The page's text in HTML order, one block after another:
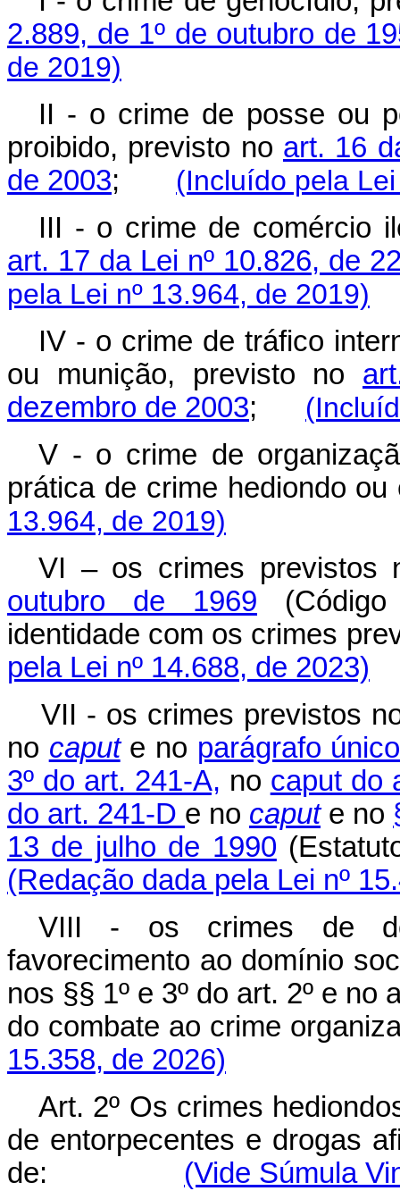
2.889, de 1º de outubro de
de 2019)
II - o crime de posse ou
proibido, previsto no art. 16
de 2003; (Incluído pela
III - o crime de comércio
art. 17 da Lei nº 10.826, de
pela Lei nº 13.964, de 2019)
IV - o crime de tráfico
ou munição, previsto no
dezembro de 2003;
V - o crime de
prática de crime hediondo
13.964, de 2019)
VI – os crimes previstos
outubro de 1969
identidade com os crimes
pela Lei nº 14.688, de 2023)
VII - os crimes previstos
no capute no parágrafo
3º do art. 241-A, no caput do
do art. 241-D e no capute no
13 de julho de 1990
(Redação dada pela Lei nº
VIII - os crimes de
favorecimento ao domínio
nos §§ 1º e 3º do art. 2º e
do combate ao crime
15.358, de 2026)
Art. 2º Os crimes
de entorpecentes e drogas
de: (Vide Súmula